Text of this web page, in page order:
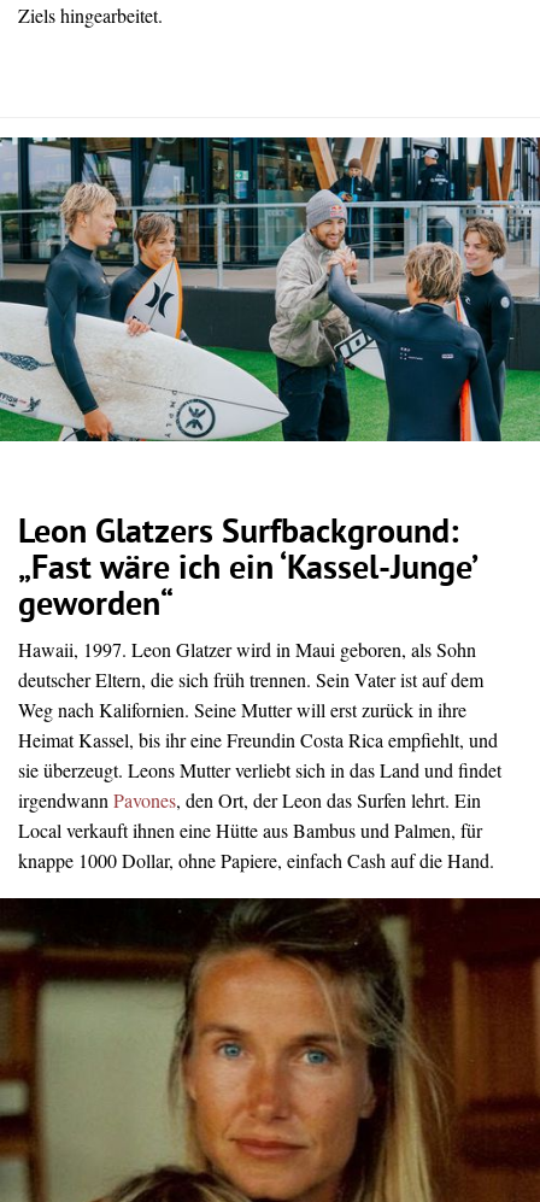
Ziels hingearbeitet.
Leon Glatzers Surfbackground:
„Fast wäre ich ein ‘Kassel-Junge’
geworden“
Hawaii, 1997. Leon Glatzer wird in Maui geboren, als Sohn
deutscher Eltern, die sich früh trennen. Sein Vater ist auf dem
Weg nach Kalifornien. Seine Mutter will erst zurück in ihre
Heimat Kassel, bis ihr eine Freundin Costa Rica empfiehlt, und
sie überzeugt. Leons Mutter verliebt sich in das Land und findet
irgendwann Pavones, den Ort, der Leon das Surfen lehrt. Ein
Local verkauft ihnen eine Hütte aus Bambus und Palmen, für
knappe 1000 Dollar, ohne Papiere, einfach Cash auf die Hand.